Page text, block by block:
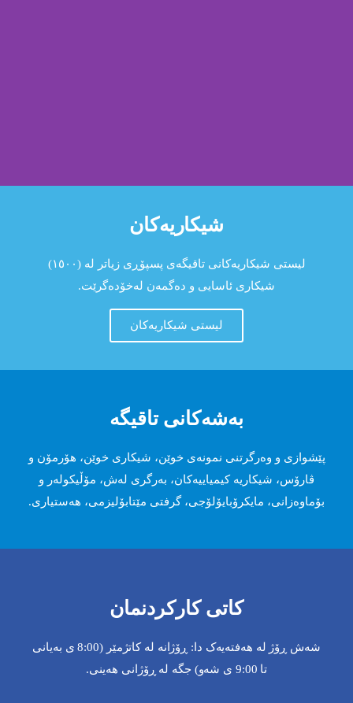
پسپۆڕی نوا
متمانە و شاره‌زای و
شیكاریەكان
لیستی شیکاریەکانی تاقیگەی پسپۆڕی زیاتر لە (١٥٠٠)
شیکاری ئاسایی و دەگمەن لەخۆدەگرێت.
لیستی شیكاریەكان
بەشەکانی تاقیگە
پێشوازی و وەرگرتنی نمونەی خوێن، شیكاری خوێن، هۆرمۆن و
ڤارۆس، شیكاریە كیمیاییەكان، بەرگری لەش، مۆڵیكولەر و
بۆماوەزانی، مایكرۆبایۆلۆجی، گرفتی مێتابۆلیزمی، هەستیاری.
كاتی كاركردنمان
شەش ڕۆژ لە هەفتەیەک دا: ڕۆژانە لە کاتژمێر (8:00 ی بەیانی
تا 9:00 ی شەو) جگە لە ڕۆژانی هەینی.